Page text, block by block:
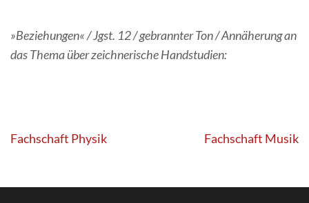
»Beziehungen« / Jgst. 12 / gebrannter Ton / Annäherung an
das Thema über zeichnerische Handstudien:
Beitragsnavigation
Fachschaft Physik Fachschaft Musik